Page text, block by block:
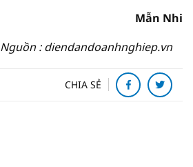
Mẫn Nhi
Nguồn : diendandoanhnghiep.vn
CHIA SẺ